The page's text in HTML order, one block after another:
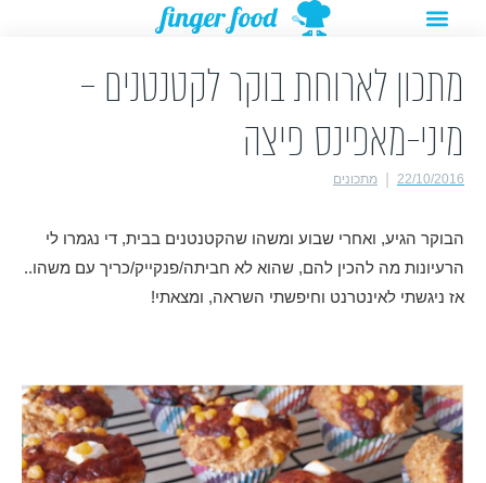
תפריט
מתכון לארוחת בוקר לקטנטנים –
מיני-מאפינס פיצה
22/10/2016 מתכונים
הבוקר הגיע, ואחרי שבוע ומשהו שהקטנטנים בבית, די נגמרו לי
הרעיונות מה להכין להם, שהוא לא חביתה/פנקייק/כריך עם משהו..
אז ניגשתי לאינטרנט וחיפשתי השראה, ומצאתי!